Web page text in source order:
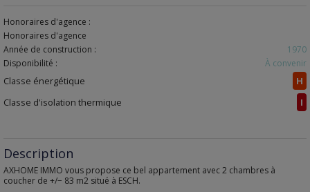
Honoraires d'agence :
Honoraires d'agence
Année de construction :
1970
Disponibilité :
À convenir
Classe énergétique
H
Classe d'isolation thermique
I
Description
AXHOME IMMO vous propose ce bel appartement avec 2 chambres à
coucher de +/− 83 m2 situé à ESCH.